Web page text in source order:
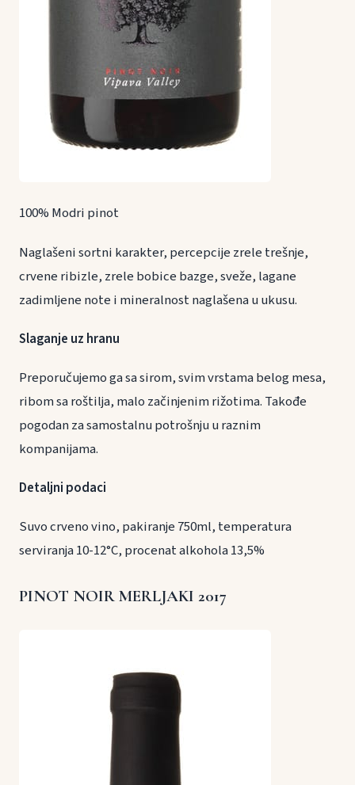
100% Modri pinot
Naglašeni sortni karakter, percepcije zrele trešnje,
crvene ribizle, zrele bobice bazge, sveže, lagane
zadimljene note i mineralnost naglašena u ukusu.
Slaganje uz hranu
Preporučujemo ga sa sirom, svim vrstama belog mesa,
ribom sa roštilja, malo začinjenim rižotima. Takođe
pogodan za samostalnu potrošnju u raznim
kompanijama.
Detaljni podaci
Suvo crveno vino, pakiranje 750ml, temperatura
serviranja 10-12°C, procenat alkohola 13,5%
PINOT NOIR MERLJAKI 2017